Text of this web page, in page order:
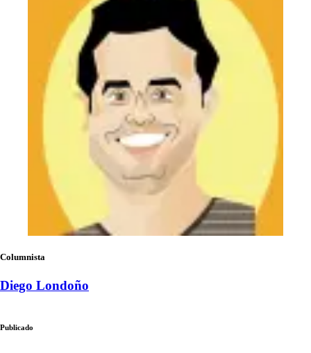
Columnista
Diego Londoño
Publicado